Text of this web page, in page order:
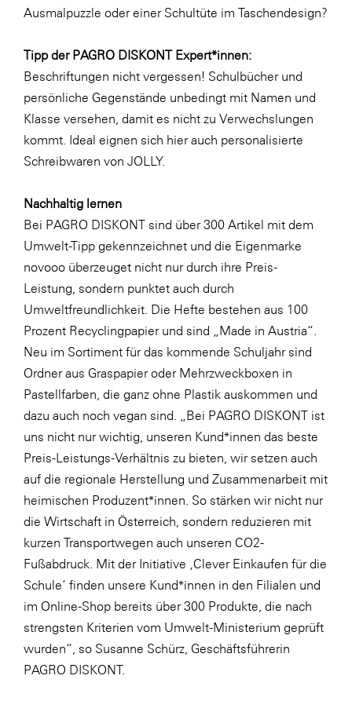
WK UBIT
Zühlke
Media
Ausmalpuzzle oder einer Schultüte im Taschendesign?
Tipp der PAGRO DISKONT Expert*innen:
Beschriftungen nicht vergessen! Schulbücher und
persönliche Gegenstände unbedingt mit Namen und
Klasse versehen, damit es nicht zu Verwechslungen
kommt. Ideal eignen sich hier auch personalisierte
Schreibwaren von JOLLY.
Nachhaltig lernen
Bei PAGRO DISKONT sind über 300 Artikel mit dem
Umwelt-Tipp gekennzeichnet und die Eigenmarke
novooo überzeuget nicht nur durch ihre Preis-
Leistung, sondern punktet auch durch
Umweltfreundlichkeit. Die Hefte bestehen aus 100
Prozent Recyclingpapier und sind „Made in Austria“.
Neu im Sortiment für das kommende Schuljahr sind
Ordner aus Graspapier oder Mehrzweckboxen in
Pastellfarben, die ganz ohne Plastik auskommen und
dazu auch noch vegan sind. „Bei PAGRO DISKONT ist
uns nicht nur wichtig, unseren Kund*innen das beste
Preis-Leistungs-Verhältnis zu bieten, wir setzen auch
auf die regionale Herstellung und Zusammenarbeit mit
heimischen Produzent*innen. So stärken wir nicht nur
die Wirtschaft in Österreich, sondern reduzieren mit
kurzen Transportwegen auch unseren CO2-
Fußabdruck. Mit der Initiative ‚Clever Einkaufen für die
Schule‘ finden unsere Kund*innen in den Filialen und
im Online-Shop bereits über 300 Produkte, die nach
strengsten Kriterien vom Umwelt-Ministerium geprüft
wurden“, so Susanne Schürz, Geschäftsführerin
PAGRO DISKONT.